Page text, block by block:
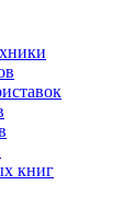
книг